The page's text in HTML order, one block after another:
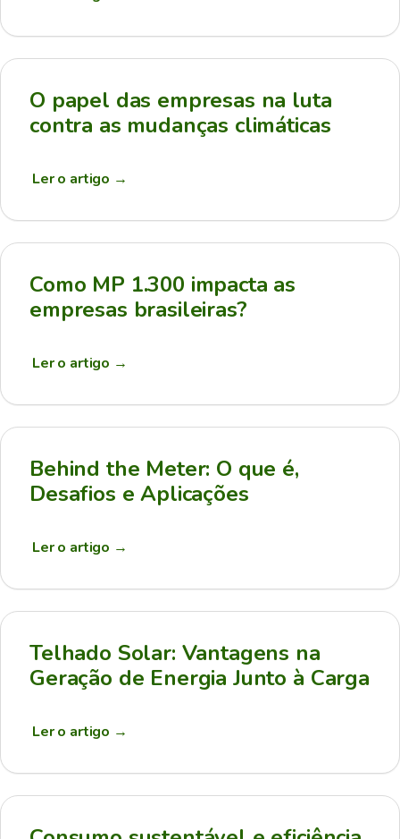
O papel das empresas na luta
contra as mudanças climáticas
Ler o artigo →
Como MP 1.300 impacta as
empresas brasileiras?
Ler o artigo →
Behind the Meter: O que é,
Desafios e Aplicações
Ler o artigo →
Telhado Solar: Vantagens na
Geração de Energia Junto à Carga
Ler o artigo →